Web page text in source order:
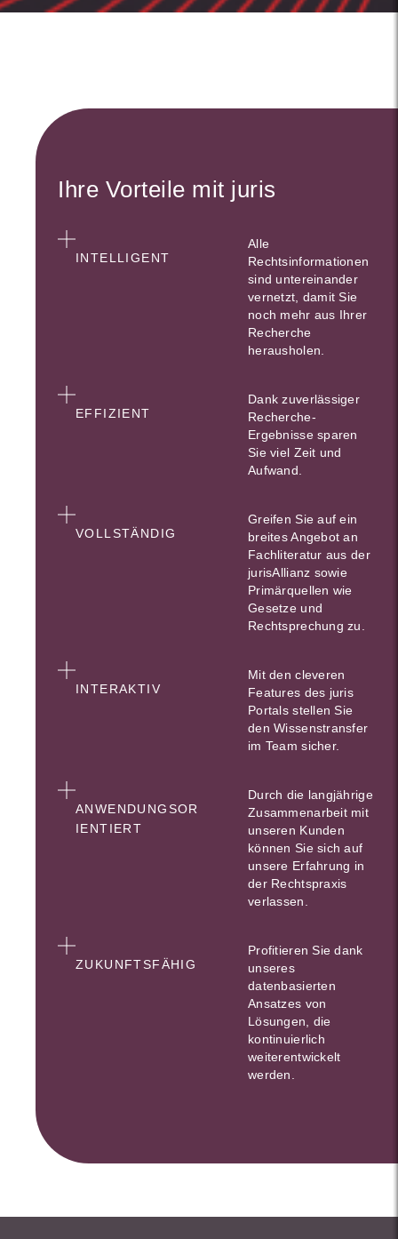
Ihre Vorteile mit juris
INTELLIGENT
Alle
Rechtsinformationen
sind untereinander
vernetzt, damit Sie
noch mehr aus Ihrer
Recherche
herausholen.
EFFIZIENT
Dank zuverlässiger
Recherche-
Ergebnisse sparen
Sie viel Zeit und
Aufwand.
VOLLSTÄNDIG
Greifen Sie auf ein
breites Angebot an
Fachliteratur aus der
jurisAllianz sowie
Primärquellen wie
Gesetze und
Rechtsprechung zu.
INTERAKTIV
Mit den cleveren
Features des juris
Portals stellen Sie
den Wissenstransfer
im Team sicher.
ANWENDUNGSOR
IENTIERT
Durch die langjährige
Zusammenarbeit mit
unseren Kunden
können Sie sich auf
unsere Erfahrung in
der Rechtspraxis
verlassen.
ZUKUNFTSFÄHIG
Profitieren Sie dank
unseres
datenbasierten
Ansatzes von
Lösungen, die
kontinuierlich
weiterentwickelt
werden.